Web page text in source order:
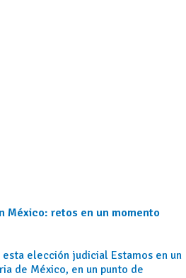
México: retos en un momento
elección judicial Estamos en un
de México, en un punto de